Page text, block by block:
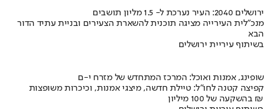
ירושלים 2040: העיר נערכת ל- 1.5 מליון תושבים
מנכ"לית העירייה מציגה תוכנית להשארת הצעירים ובניית עתיד הדור
הבא
בשיתוף עיריית ירושלים
שופינג, אמנות ואוכל: המרכז המתחדש של מזרח י-ם
קפיצה קטנה לחו"ל: טיילת חדשה, מיצגי אמנות, וכיכרות משופצות
בהשקעה של 100 מיליון ₪